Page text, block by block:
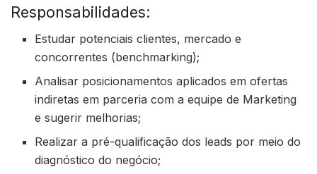
Responsabilidades:
Estudar potenciais clientes, mercado e
concorrentes (benchmarking);
Analisar posicionamentos aplicados em ofertas
indiretas em parceria com a equipe de Marketing
e sugerir melhorias;
Realizar a pré-qualificação dos leads por meio do
diagnóstico do negócio;